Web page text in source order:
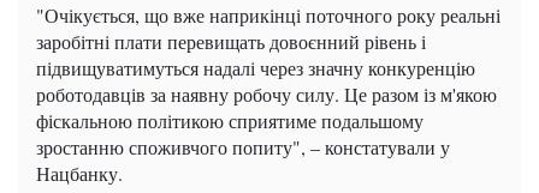
"Очікується, що вже наприкінці поточного року реальні
заробітні плати перевищать довоєнний рівень і
підвищуватимуться надалі через значну конкуренцію
роботодавців за наявну робочу силу. Це разом із м'якою
фіскальною політикою сприятиме подальшому
зростанню споживчого попиту", – констатували у
Нацбанку.